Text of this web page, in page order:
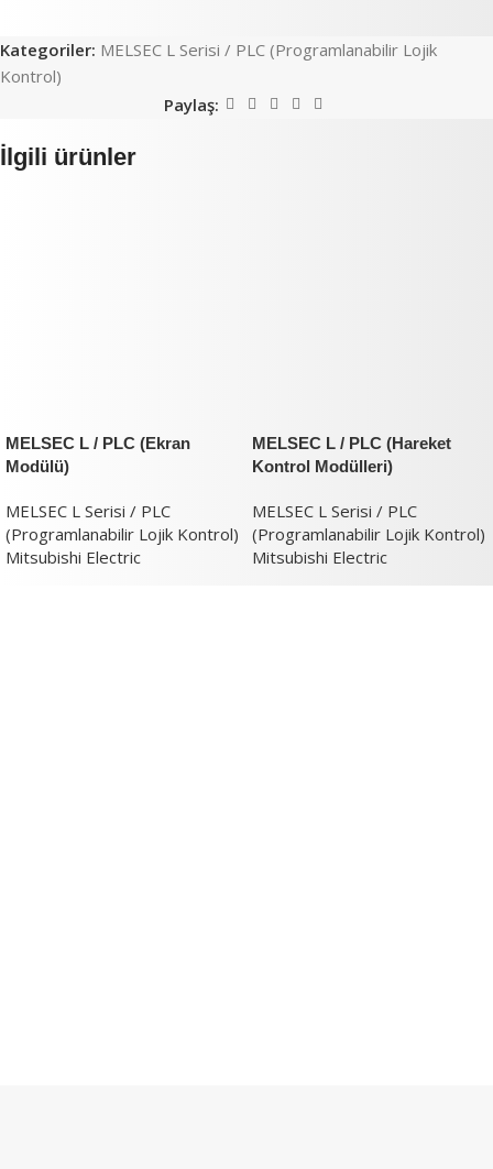
Kategoriler: MELSEC L Serisi / PLC (Programlanabilir Lojik
Kontrol)
Paylaş:
İlgili ürünler
MELSEC L / PLC (Ekran
Modülü)
MELSEC L Serisi / PLC
(Programlanabilir Lojik Kontrol)
Mitsubishi Electric
MELSEC L / PLC (Hareket
Kontrol Modülleri)
MELSEC L Serisi / PLC
(Programlanabilir Lojik Kontrol)
Mitsubishi Electric